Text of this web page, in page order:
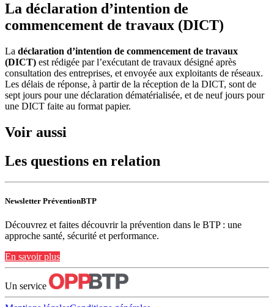
La déclaration d’intention de
commencement de travaux (DICT)
La déclaration d’intention de commencement de travaux
(DICT) est rédigée par l’exécutant de travaux désigné après
consultation des entreprises, et envoyée aux exploitants de réseaux.
Les délais de réponse, à partir de la réception de la DICT, sont de
sept jours pour une déclaration dématérialisée, et de neuf jours pour
une DICT faite au format papier.
Voir aussi
Les questions en relation
Newsletter PréventionBTP
Découvrez et faites découvrir la prévention dans le BTP : une
approche santé, sécurité et performance.
En savoir plus
Un service